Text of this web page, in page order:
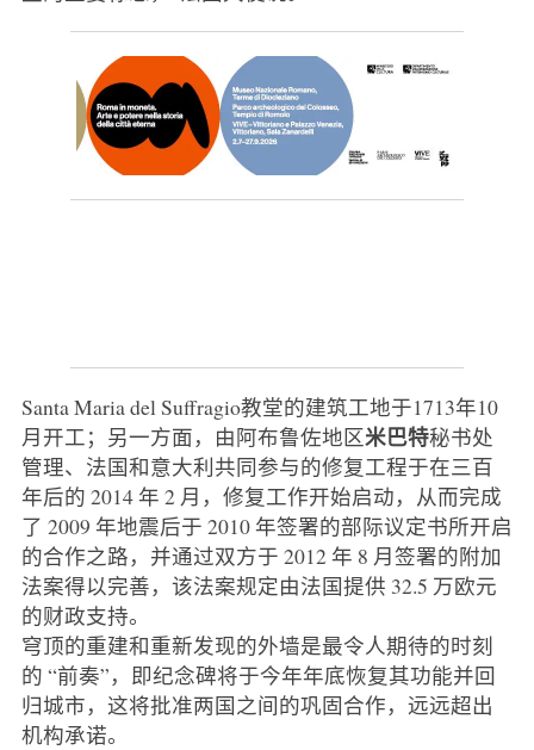
Santa Maria del Suffragio教堂的建筑工地于1713年10
月开工；另一方面，由阿布鲁佐地区米巴特秘书处
管理、法国和意大利共同参与的修复工程于在三百
年后的 2014 年 2 月，修复工作开始启动，从而完成
了 2009 年地震后于 2010 年签署的部际议定书所开启
的合作之路，并通过双方于 2012 年 8 月签署的附加
法案得以完善，该法案规定由法国提供 32.5 万欧元
的财政支持。
穹顶的重建和重新发现的外墙是最令人期待的时刻
的 “前奏”，即纪念碑将于今年年底恢复其功能并回
归城市，这将批准两国之间的巩固合作，远远超出
机构承诺。